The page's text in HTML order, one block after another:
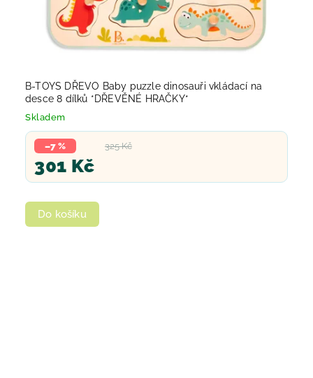
B-TOYS DŘEVO Baby puzzle dinosauři vkládací na
desce 8 dílků *DŘEVĚNÉ HRAČKY*
Skladem
325 Kč
–7 %
301 Kč
Do košíku